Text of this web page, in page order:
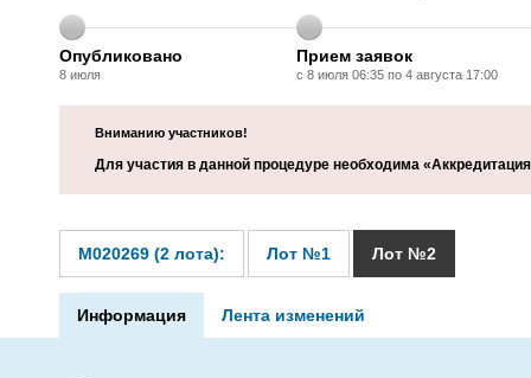
Опубликовано
8 июля
Прием заявок
с 8 июля 06:35 по 4 августа 17:00
Вниманию участников!
Для участия в данной процедуре необходима
M020269 (2 лота): Лот №1 Лот №2
Информация Лента изменений